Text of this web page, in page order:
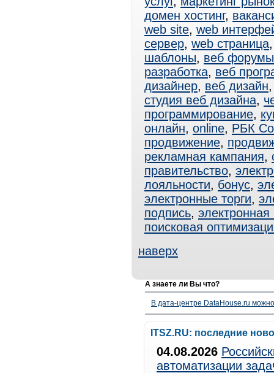
домен хостинг,
web site, web
сервер, web страница
шаблоны, веб форумы
разработка, веб
дизайнер, веб дизайн
студия веб дизайна,
программирование,
онлайн, online, РБК
продвижение,
рекламная кампания,
правительство,
лояльности, бонус,
электронные торги,
подпись, электронная
поисковая
наверх
А знаете ли Вы что?
В дата-центре DataHouse.ru
ITSZ.RU: последние
04.08.2026
автоматизации